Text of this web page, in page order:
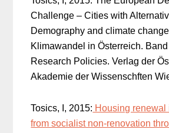
Challenge – Cities with
Demography and climate
Klimawandel in Österreich.
Research Policies. Verlag der
Akademie der Wissenschften
Tosics, I, 2015: Housing renewal
from socialist non-renovation